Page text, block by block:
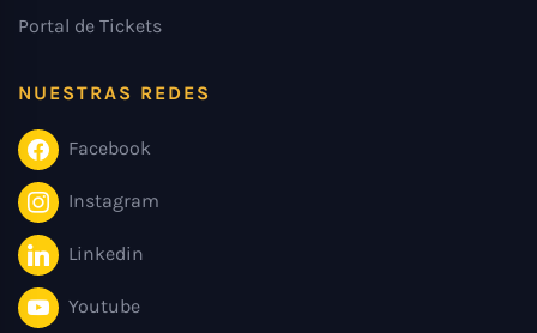
Portal de Tickets
NUESTRAS REDES
Facebook
Instagram
Linkedin
Youtube